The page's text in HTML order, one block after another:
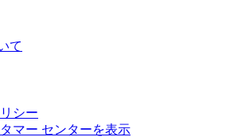
て
シー
マー センターを表示